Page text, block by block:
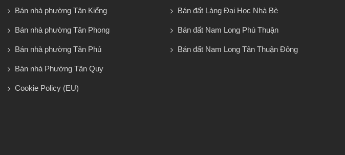
Bán nhà phường Tân Kiểng
Bán nhà phường Tân Phong
Bán nhà phường Tân Phú
Bán nhà Phường Tân Quy
Cookie Policy (EU)
Bán đất Làng Đại Học Nhà Bè
Bán đất Nam Long Phú Thuận
Bán đất Nam Long Tân Thuận Đông